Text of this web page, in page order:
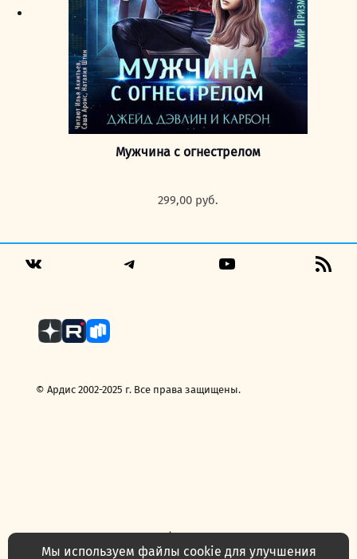
Мужчина с огнестрелом
299,00 руб.
© Ардис 2002-2025 г. Все права защищены.
Политика конфиденциальности
Договор — публичная оферта
Мы используем файлы cookie для улучшения